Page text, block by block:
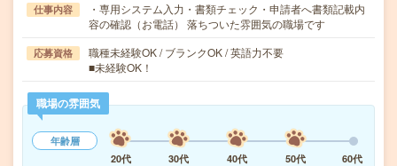
仕事内容
・専用システム入力・書類チェック・申請者へ書類記載内
容の確認（お電話） 落ちついた雰囲気の職場です
応募資格
職種未経験OK / ブランクOK / 英語力不要
■未経験OK！
職場の雰囲気
年齢層
20代
30代 40代 50代
60代